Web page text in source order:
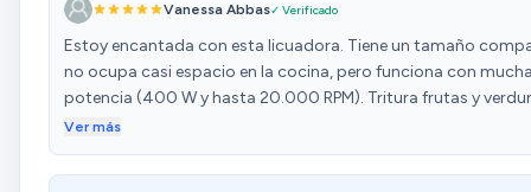
todos los productos de Cecotec, la calidad de esta
excepcional. Está bien construida con materiales duraderos
diseñados para resistir el uso regular. Facilidad de Uso La
fácil de usar, con controles intuitivos que hacen que sea
Vanessa Abbas✓ Verificado
Estoy encantada con esta licuadora. Tiene un tamaño
no ocupa casi espacio en la cocina, pero funciona con
potencia (400 W y hasta 20.000 RPM). Tritura frutas y
sin problema, y los zumos salen muy bien filtrados, sin pulpa
alimento, y el disco con recubrimiento de titanio negro
Ver más